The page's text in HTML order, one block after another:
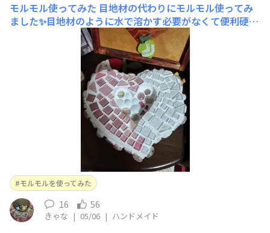
モルモル使ってみた 目地材の代わりにモルモル使ってみ
ました✨目地材のように水で溶かす必要がなくて便利硬化
も早かったです土台の板にもモルモル塗りました✨
モルモルを使ってみた
16 56
きゃな | 05/06 | ハンドメイド